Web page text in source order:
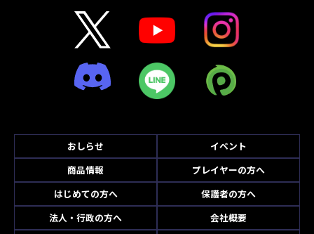
おしらせ
イベント
商品情報
プレイヤーの方へ
はじめての方へ
保護者の方へ
法人・行政の方へ
会社概要